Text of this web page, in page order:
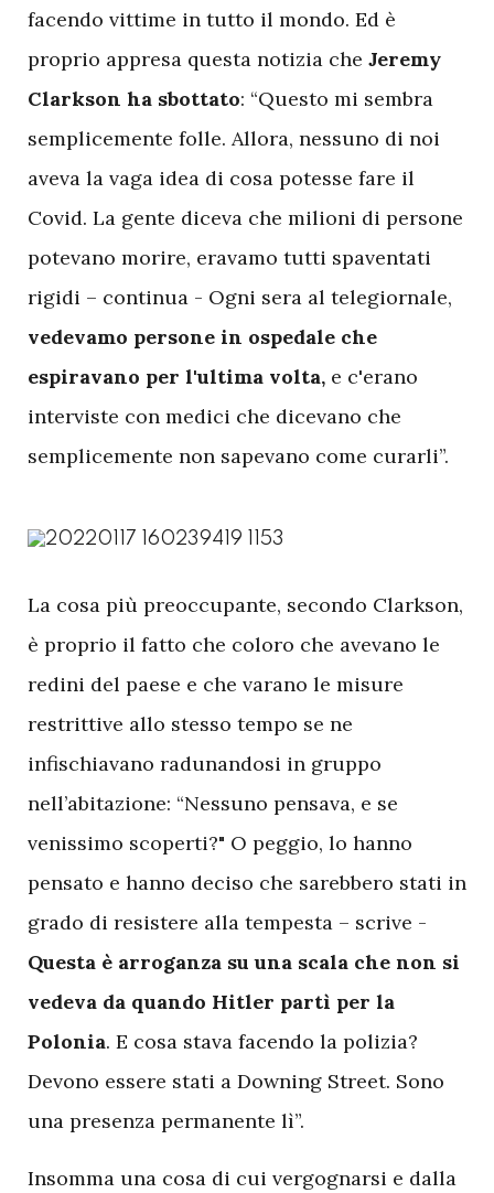
facendo vittime in tutto il mondo. Ed è
proprio appresa questa notizia che Jeremy
Clarkson ha sbottato: “Questo mi sembra
semplicemente folle. Allora, nessuno di noi
aveva la vaga idea di cosa potesse fare il
Covid. La gente diceva che milioni di persone
potevano morire, eravamo tutti spaventati
rigidi – continua - Ogni sera al telegiornale,
vedevamo persone in ospedale che
espiravano per l'ultima volta, e c'erano
interviste con medici che dicevano che
semplicemente non sapevano come curarli”.
La cosa più preoccupante, secondo Clarkson,
è proprio il fatto che coloro che avevano le
redini del paese e che varano le misure
restrittive allo stesso tempo se ne
infischiavano radunandosi in gruppo
nell’abitazione: “Nessuno pensava, e se
venissimo scoperti?" O peggio, lo hanno
pensato e hanno deciso che sarebbero stati in
grado di resistere alla tempesta – scrive -
Questa è arroganza su una scala che non si
vedeva da quando Hitler partì per la
Polonia. E cosa stava facendo la polizia?
Devono essere stati a Downing Street. Sono
una presenza permanente lì”.
Insomma una cosa di cui vergognarsi e dalla